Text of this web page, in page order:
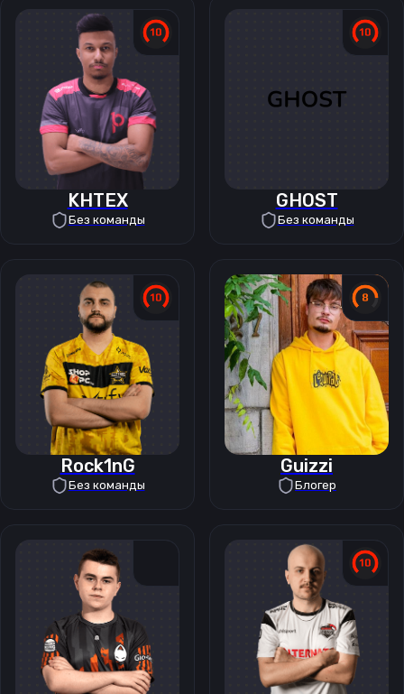
KHTEX
Без команды
GHOST
Без команды
Rock1nG
Без команды
Guizzi
Блогер